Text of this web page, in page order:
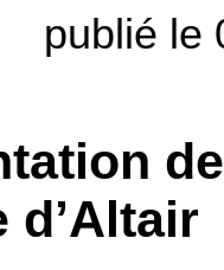
publié le
d’Altair